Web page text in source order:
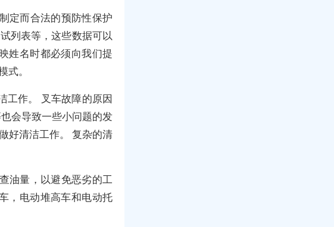
定而合法的预防性保护
列表等，这些数据可以
姓名时都必须向我们提
。
工作。 叉车故障的原因
会导致一些小问题的发
好清洁工作。 复杂的清
油量，以避免恶劣的工
，电动堆高车和电动托